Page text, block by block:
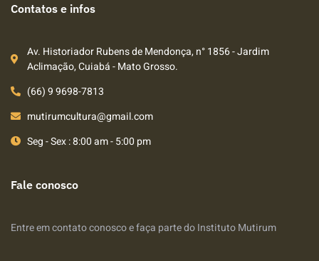
Contatos e infos
Av. Historiador Rubens de Mendonça, n° 1856 - Jardim
Aclimação, Cuiabá - Mato Grosso.
(66) 9 9698-7813
mutirumcultura@gmail.com
Seg - Sex : 8:00 am - 5:00 pm
Fale conosco
Entre em contato conosco e faça parte do Instituto Mutirum